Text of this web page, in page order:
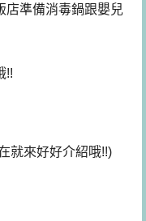
店準備消毒鍋跟嬰兒
!!
就來好好介紹哦!!)